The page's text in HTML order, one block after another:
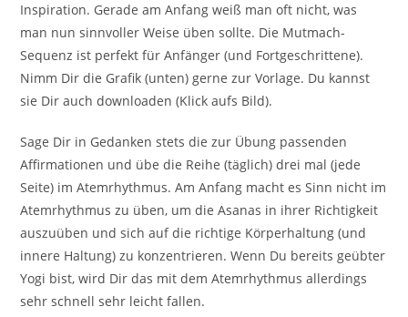
Inspiration. Gerade am Anfang weiß man oft nicht, was
man nun sinnvoller Weise üben sollte. Die Mutmach-
Sequenz ist perfekt für Anfänger (und Fortgeschrittene).
Nimm Dir die Grafik (unten) gerne zur Vorlage. Du kannst
sie Dir auch downloaden (Klick aufs Bild).
Sage Dir in Gedanken stets die zur Übung passenden
Affirmationen und übe die Reihe (täglich) drei mal (jede
Seite) im Atemrhythmus. Am Anfang macht es Sinn nicht im
Atemrhythmus zu üben, um die Asanas in ihrer Richtigkeit
auszuüben und sich auf die richtige Körperhaltung (und
innere Haltung) zu konzentrieren. Wenn Du bereits geübter
Yogi bist, wird Dir das mit dem Atemrhythmus allerdings
sehr schnell sehr leicht fallen.